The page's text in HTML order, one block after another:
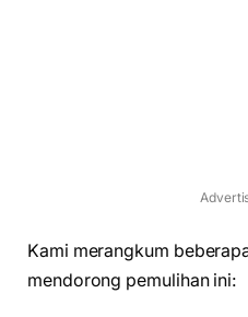
Kami merangkum
mendorong pemulihan ini: